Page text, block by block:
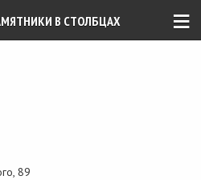
≡
В СТОЛБЦАХ
89